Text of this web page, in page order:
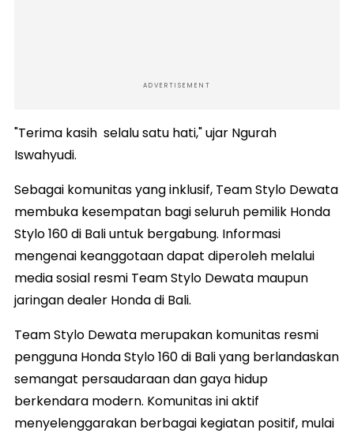
ADVERTISEMENT
"Terima kasih selalu satu hati," ujar Ngurah
Iswahyudi.
Sebagai komunitas yang inklusif, Team Stylo Dewata
membuka kesempatan bagi seluruh pemilik Honda
Stylo 160 di Bali untuk bergabung. Informasi
mengenai keanggotaan dapat diperoleh melalui
media sosial resmi Team Stylo Dewata maupun
jaringan dealer Honda di Bali.
Team Stylo Dewata merupakan komunitas resmi
pengguna Honda Stylo 160 di Bali yang berlandaskan
semangat persaudaraan dan gaya hidup
berkendara modern. Komunitas ini aktif
menyelenggarakan berbagai kegiatan positif, mulai